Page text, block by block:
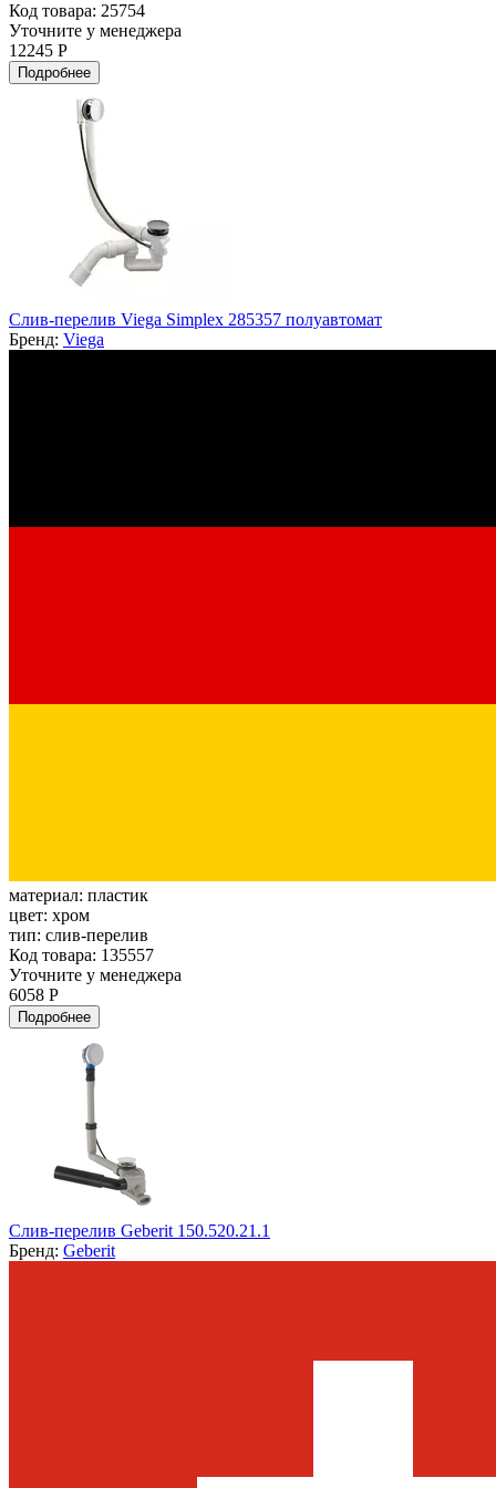
Код товара: 25754
Уточните у менеджера
12245 Р
Подробнее
Слив-перелив Viega Simplex 285357 полуавтомат
Бренд: Viega
материал: пластик
цвет: хром
тип: слив-перелив
Код товара: 135557
Уточните у менеджера
6058 Р
Подробнее
Слив-перелив Geberit 150.520.21.1
Бренд: Geberit